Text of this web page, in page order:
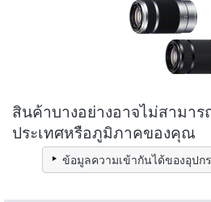
สินค้าบางอย่างอาจไม่สามา
ประเทศหรือภูมิภาคของคุณ
ข้อมูลความเข้ากันได้ของอุปก